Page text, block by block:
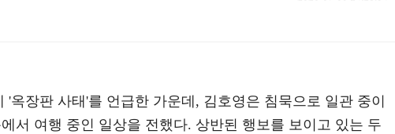
'옥장판 사태'를 언급한 가운데, 김호영은 침묵으로 일관 중이
서 여행 중인 일상을 전했다. 상반된 행보를 보이고 있는 두